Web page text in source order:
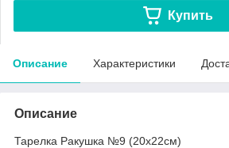
Купить
Описание Характеристики
Описание
Тарелка Ракушка №9 (20х22см)